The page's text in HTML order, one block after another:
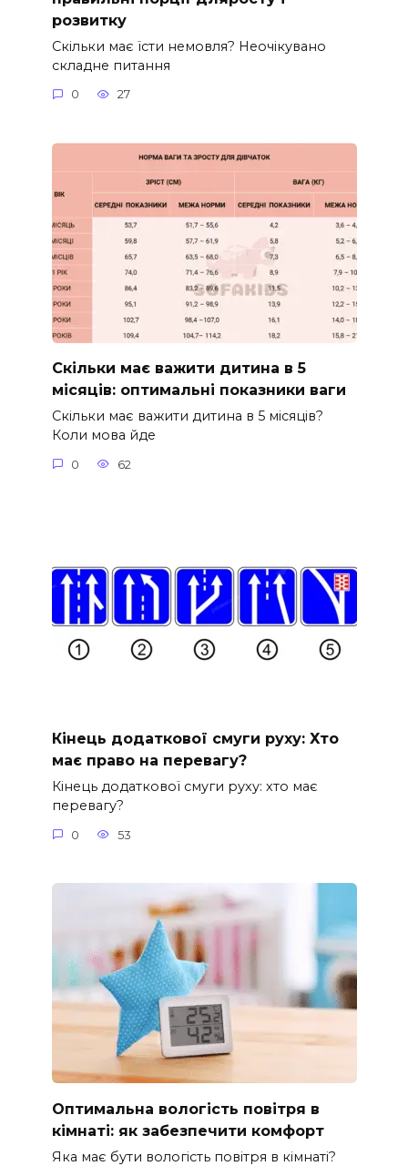
розвитку
Скільки має їсти немовля? Неочікувано
складне питання
0 27
Скільки має важити дитина в 5
місяців: оптимальні показники ваги
Скільки має важити дитина в 5 місяців?
Коли мова йде
0 62
Кінець додаткової смуги руху: Хто
має право на перевагу?
Кінець додаткової смуги руху: хто має
перевагу?
0 53
Оптимальна вологість повітря в
кімнаті: як забезпечити комфорт
Яка має бути вологість повітря в кімнаті?